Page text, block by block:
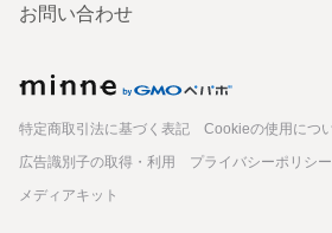
お問い合わせ
特定商取引法に基づく表記
Cookieの使用につ
広告識別子の取得・利用
プライバシーポリシー
メディアキット